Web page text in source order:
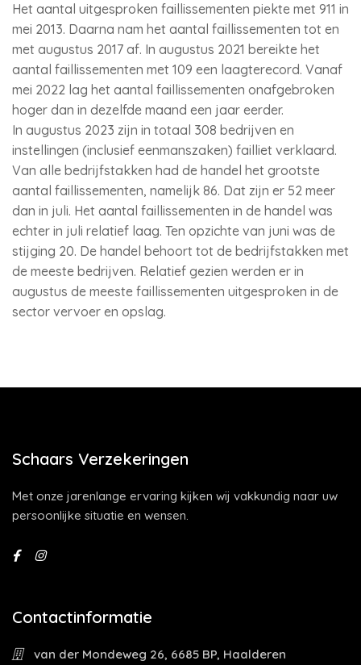
Het aantal uitgesproken faillissementen piekte met 911 in
mei 2013. Daarna nam het aantal faillissementen tot en
met augustus 2017 af. In augustus 2021 bereikte het
aantal faillissementen met 109 een laagterecord. Vanaf
mei 2022 lag het aantal faillissementen onafgebroken
hoger dan in dezelfde maand een jaar eerder.
In augustus 2023 zijn in totaal 308 bedrijven en
instellingen (inclusief eenmanszaken) failliet verklaard.
Van alle bedrijfstakken had de handel het grootste
aantal faillissementen, namelijk 86. Dat zijn er 52 meer
dan in juli. Het aantal faillissementen in de handel was
echter in juli relatief laag. Ten opzichte van juni was de
stijging 20. De handel behoort tot de bedrijfstakken met
de meeste bedrijven. Relatief gezien werden er in
augustus de meeste faillissementen uitgesproken in de
sector vervoer en opslag.
Schaars Verzekeringen
Met onze jarenlange ervaring kijken wij vakkundig naar uw
persoonlijke situatie en wensen.
Contactinformatie
van der Mondeweg 26, 6685 BP, Haalderen